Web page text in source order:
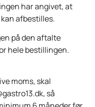
har angivet, at
afbestilles.
på den aftalte
hele bestillingen.
moms, skal
så